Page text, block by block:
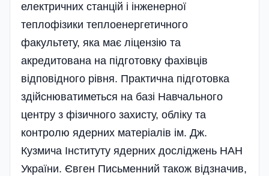
електричних станцій і інженерної
теплофізики теплоенергетичного
факультету, яка має ліцензію та
акредитована на підготовку фахівців
відповідного рівня. Практична підготовка
здійснюватиметься на базі Навчального
центру з фізичного захисту, обліку та
контролю ядерних матеріалів ім. Дж.
Кузмича Інституту ядерних дослі­джень НАН
України. Євген Письменний також відзначив,